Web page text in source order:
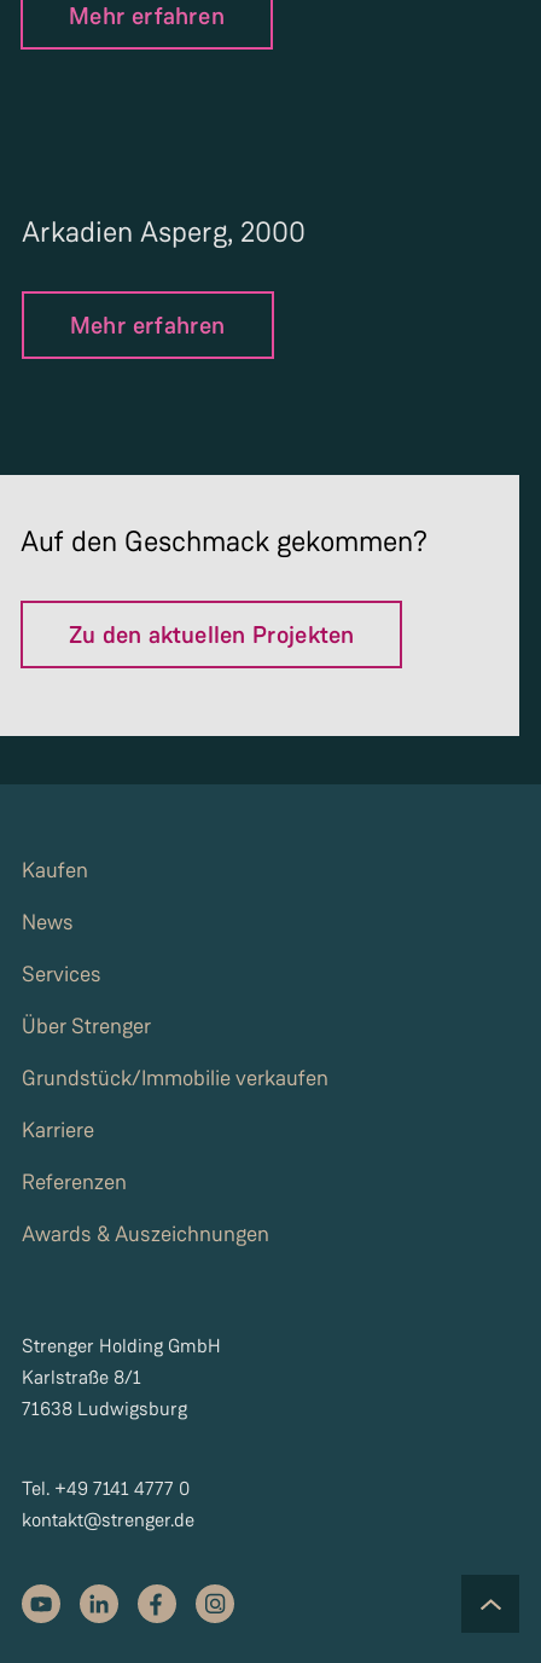
Mehr erfahren
Arkadien Asperg, 2000
Mehr erfahren
Auf den Geschmack gekommen?
Zu den aktuellen Projekten
Kaufen
News
Services
Über Strenger
Grundstück/Immobilie verkaufen
Karriere
Referenzen
Awards & Auszeichnungen
Strenger Holding GmbH
Karlstraße 8/1
71638 Ludwigsburg
Tel. +49 7141 4777 0
kontakt@strenger.de